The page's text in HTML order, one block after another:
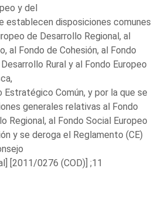
y del
establecen disposiciones comunes
de Desarrollo Regional, al
al Fondo de Cohesión, al Fondo
Rural y al Fondo Europeo
Estratégico Común, y por la que se
generales relativas al Fondo
Regional, al Fondo Social Europeo
y se deroga el Reglamento (CE)
[2011/0276 (COD)] ;11